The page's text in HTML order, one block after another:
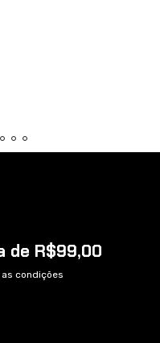
de R$99,00
condições